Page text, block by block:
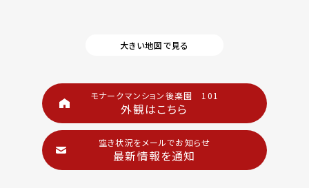
大きい地図で見る
モナークマンション後楽園 101
外観はこちら
空き状況をメールでお知らせ
最新情報を通知